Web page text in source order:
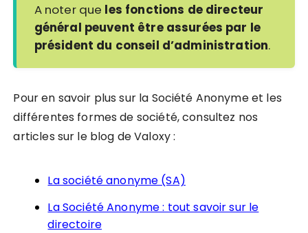
A noter que les fonctions de directeur
général peuvent être assurées par le
président du conseil d’administration.
Pour en savoir plus sur la Société Anonyme et les
différentes formes de société, consultez nos
articles sur le blog de Valoxy :
La société anonyme (SA)
La Société Anonyme : tout savoir sur le
directoire